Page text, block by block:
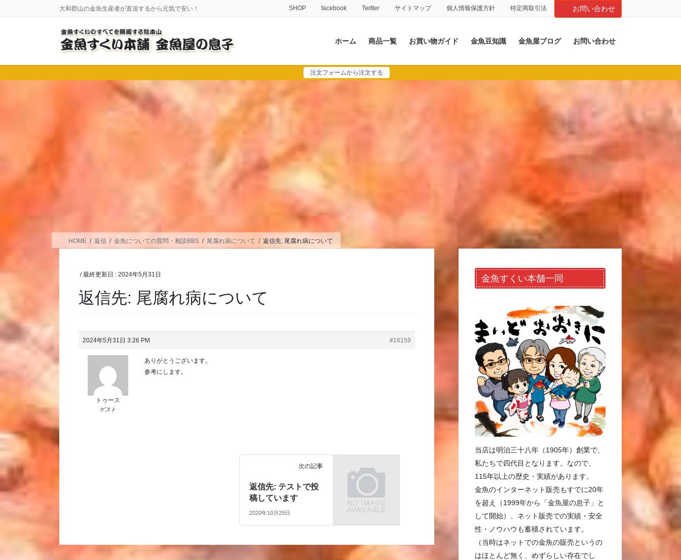
に
移
ョ
ン
大和郡山の金魚生産者が直送するから元気で安い！ SHOP facebook Twitter サイトマップ 個人情報保護方針 特定商取引法 お問い合わせ
ホーム 商品一覧 お買い物ガイド 金魚豆知識 金魚屋ブログ お問い合わせ
注文フォームから注文する
HOME 返信 金魚についての質問・相談BBS 尾腐れ病について 返信先: 尾腐れ病について
/ 最終更新日 :2024年5月31日
返信先: 尾腐れ病について
2024年5月31日 3:26 PM #16159
トゥース
ゲスト
ありがとうございます。
参考にします。
次の記事
返信先: テストで投
稿しています
2020年10月29日
金魚すくい本舗一同
当店は明治三十八年（1905年）創業で、
私たちで四代目となります。なので、
115年以上の歴史・実績があります。
金魚のインターネット販売もすでに20年
を超え（1999年から「金魚屋の息子」と
して開始）、ネット販売での実績・安全
性・ノウハウも蓄積されています。
（当時はネットでの金魚の販売というの
はほとんど無く、めずらしい存在でし